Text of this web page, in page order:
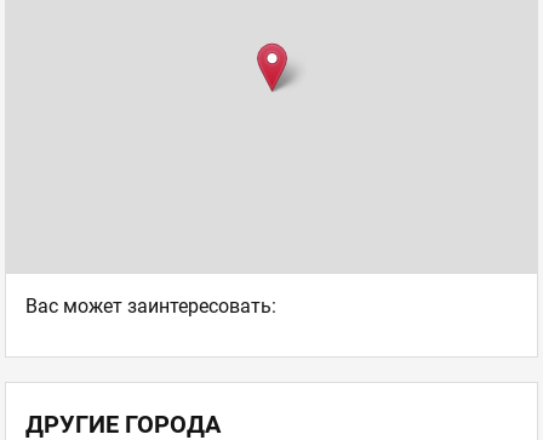
Ваc может заинтересовать:
ДРУГИЕ ГОРОДА